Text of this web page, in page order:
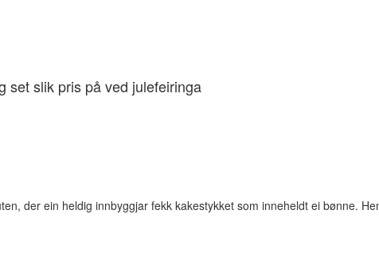
set slik pris på ved julefeiringa
der ein heldig innbyggjar fekk kakestykket som inneheldt ei bønne.